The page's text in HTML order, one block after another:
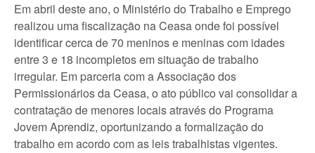
Em abril deste ano, o Ministério do Trabalho e Emprego
realizou uma fiscalização na Ceasa onde foi possível
identificar cerca de 70 meninos e meninas com idades
entre 3 e 18 incompletos em situação de trabalho
irregular. Em parceria com a Associação dos
Permissionários da Ceasa, o ato público vai consolidar a
contratação de menores locais através do Programa
Jovem Aprendiz, oportunizando a formalização do
trabalho em acordo com as leis trabalhistas vigentes.